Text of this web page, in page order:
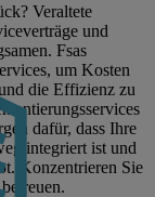
Veraltete
und
Fsas
um Kosten
die Effizienz zu
dafür, dass Ihre
integriert ist und
Konzentrieren Sie